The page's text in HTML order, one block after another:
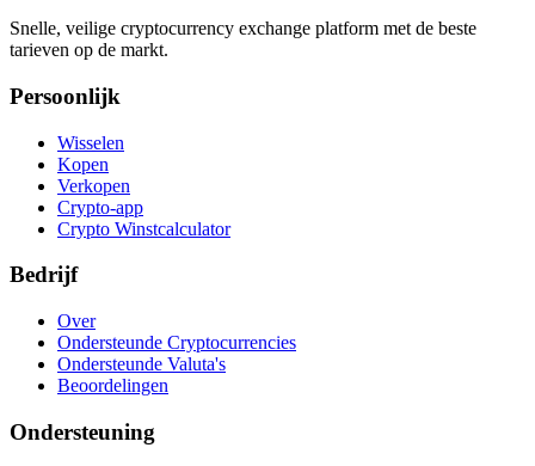
Snelle, veilige cryptocurrency exchange platform met de beste
tarieven op de markt.
Persoonlijk
Wisselen
Kopen
Verkopen
Crypto-app
Crypto Winstcalculator
Bedrijf
Over
Ondersteunde Cryptocurrencies
Ondersteunde Valuta's
Beoordelingen
Ondersteuning